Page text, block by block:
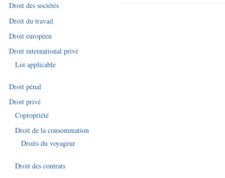
Droit des sociétés
Droit du travail
Droit européen
Droit international privé
Loi applicable
Droit pénal
Droit privé
Copropriété
Droit de la consommation
Droits du voyageur
Droit des contrats